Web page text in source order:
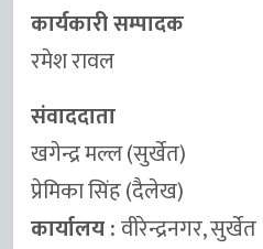
कार्यकारी सम्पादक
रमेश रावल
संवाददाता
खगेन्द्र मल्ल (सुर्खेत)
प्रेमिका सिंह (दैलेख)
कार्यालय :वीरेन्द्रनगर, सुर्खेत